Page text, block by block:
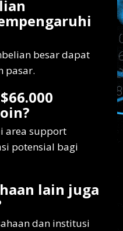
besar dapat
pasar.
area support
potensial bagi
lain juga
dan institusi